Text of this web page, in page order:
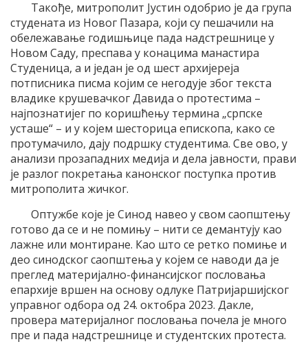
Такође, митрополит Јустин одобрио је да група
студената из Новог Пазара, који су пешачили на
обележавање годишњице пада надстрешнице у
Новом Саду, преспава у конацима манастира
Студеница, а и један је од шест архијереја
потписника писма којим се негодује због текста
владике крушевачког Давида о протестима –
најпознатијег по коришћењу термина „српске
усташе“ – и у којем шесторица епископа, како се
протумачило, дају подршку студентима. Све ово, у
анализи прозападних медија и дела јавности, прави
је разлог покретања канонског поступка против
митрополита жичког.
Оптужбе које је Синод навео у свом саопштењу
готово да се и не помињу – нити се демантују као
лажне или монтиране. Као што се ретко помиње и
део синодског саопштења у којем се наводи да је
преглед материјално-финансијског пословања
епархије вршен на основу одлуке Патријаршијског
управног одбора од 24. октобра 2023. Дакле,
провера материјалног пословања почела је много
пре и пада надстрешнице и студентских протеста.